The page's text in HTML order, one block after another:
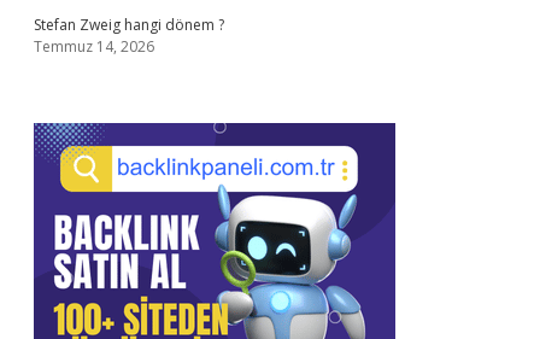
Stefan Zweig hangi dönem ?
Temmuz 14, 2026